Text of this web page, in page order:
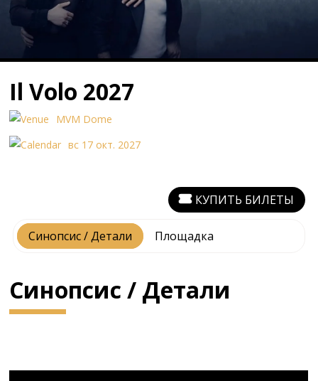
Il Volo 2027
MVM Dome
вс 17 окт. 2027
Синопсис / Детали Площадка
КУПИТЬ БИЛЕТЫ
Синопсис / Детали